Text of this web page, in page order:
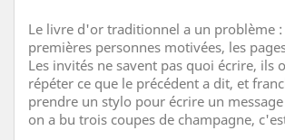
Le livre d'or traditionnel a un problème :
premières personnes motivées, les
Les invités ne savent pas quoi écrire, ils
répéter ce que le précédent a dit, et
prendre un stylo pour écrire un
on a bu trois coupes de champagne,